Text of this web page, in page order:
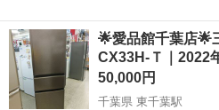
🌟愛品館千葉店🌟
CX33H-Ｔ｜2022
50,000円
千葉県 東千葉駅